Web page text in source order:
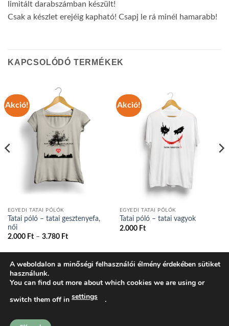
limitált darabszámban készült!
Csak a készlet erejéig kapható! Csapj le rá minél hamarabb!
KAPCSOLÓDÓ TERMÉKEK
Akció!
EGYEDI TATAI PÓLÓK
Tatai póló – tatai gesztenyefa,
női
2.000 Ft – 3.780 FtÁrtartomány:
Akció!
EGYEDI TATAI PÓLÓK
Tatai póló – tatai vagyok
2.000 Ft
BLOG ADATVÉDELMI IRÁNYELVEK
ÁLTALÁNOS SZERZŐDÉSI FELTÉTELEK
KOSÁR
PÉNZTÁR
tatakonyv.hu 2026 ©
A weboldalon a minőségi felhasználói élmény érdekében sütiket
használunk.
You can find out more about which cookies we are using or
switch them off in settings .